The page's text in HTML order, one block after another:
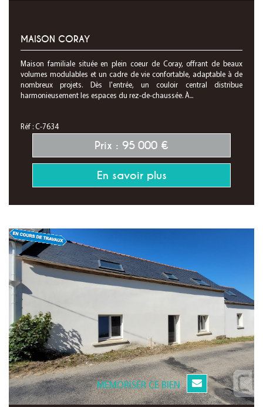
MAISON CORAY
Maison familiale située en plein coeur de Coray, offrant de beaux
volumes modulables et un cadre de vie confortable, adaptable à de
nombreux projets. Dès l'entrée, un couloir central distribue
harmonieusement les espaces du rez-de-chaussée. À...
Réf : C-7634
Prix : 95 000 €
En savoir plus
MEMORISER CE BIEN